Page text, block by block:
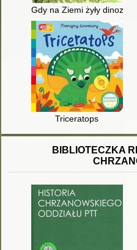
Gdy na Ziemi żyły dinozaury
Triceratops
BIBLIOTECZKA